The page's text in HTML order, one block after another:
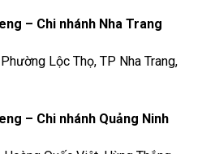
– Chi nhánh Nha Trang
Lộc Thọ, TP Nha Trang,
– Chi nhánh Quảng Ninh